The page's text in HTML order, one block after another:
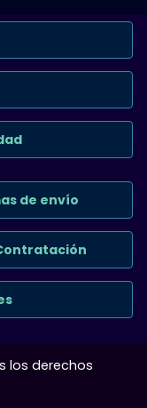
de envío
los derechos